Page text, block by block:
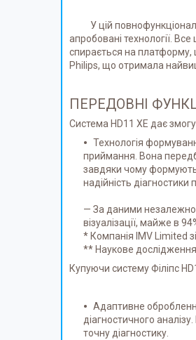
У цій
апробовані технології.
спирається на платформу,
Philips, що отримала
ПЕРЕДОВНІ
Система HD11 XE дає
Технологія
приймання. Вона
завдяки чому
надійність
— За даними
візуалізації, майже в
* Компанія IMV Limited
** Наукове
Купуючи систему Філіпс
Адаптивне
діагностичного
точну діагностику.